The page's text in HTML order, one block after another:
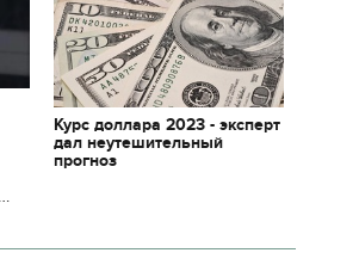
Курс доллара 2023 - эксперт
дал неутешительный
прогноз